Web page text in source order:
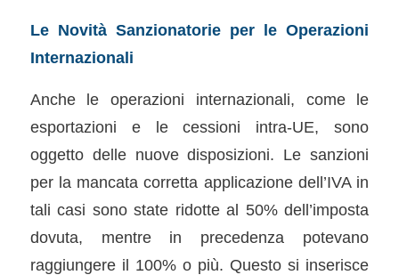
Le Novità Sanzionatorie per le Operazioni
Internazionali
Anche le operazioni internazionali, come le
esportazioni e le cessioni intra-UE, sono
oggetto delle nuove disposizioni. Le sanzioni
per la mancata corretta applicazione dell’IVA in
tali casi sono state ridotte al 50% dell’imposta
dovuta, mentre in precedenza potevano
raggiungere il 100% o più. Questo si inserisce